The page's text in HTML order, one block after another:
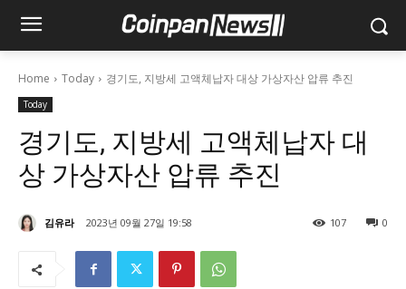
Home Today 경기도, 지방세 고액체납자 대상 가상자산 압류 추진
Today
경기도, 지방세 고액체납자 대
상 가상자산 압류 추진
김유라 2023년 09월 27일 19:58 0
107